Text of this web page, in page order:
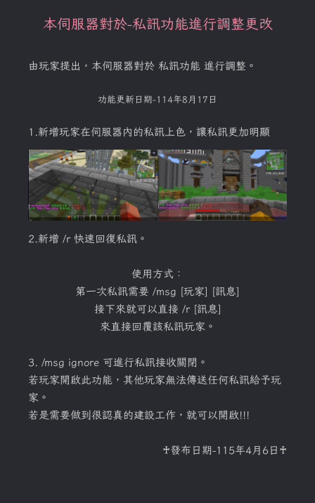
本伺服器對於-私訊功能進行調整更改
由玩家提出，本伺服器對於 私訊功能 進行調整。
功能更新日期-114年8月17日
1.新增玩家在伺服器內的私訊上色，讓私訊更加明顯
2.新增 /r 快速回復私訊。
使用方式：
第一次私訊需要 /msg [玩家] [訊息]
接下來就可以直接 /r [訊息]
來直接回覆該私訊玩家。
3. /msg ignore 可進行私訊接收關閉。
若玩家開啟此功能，其他玩家無法傳送任何私訊給予玩
家。
若是需要做到很認真的建設工作，就可以開啟!!!
♰發布日期-115年4月6日♰